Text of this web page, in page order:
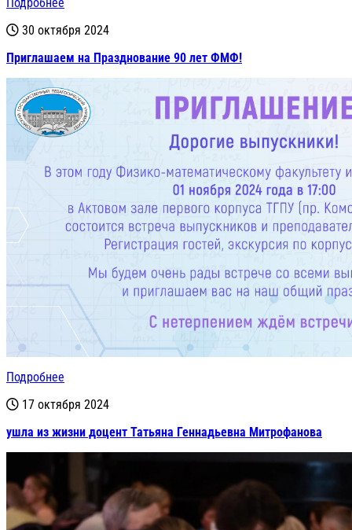
30 октября 2024
Приглашаем на Празднование 90 лет ФМФ!
Подробнее
17 октября 2024
ушла из жизни доцент Татьяна Геннадьевна Митрофанова